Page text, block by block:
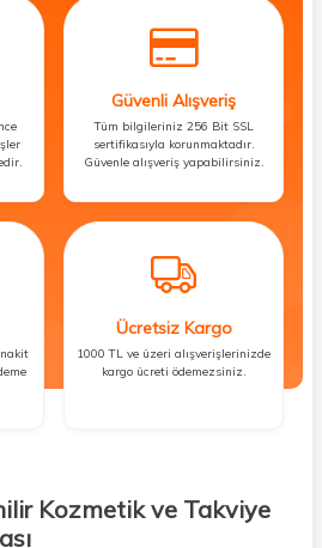
Güvenli Alışveriş
Tüm bilgileriniz 256 Bit SSL
sertifikasıyla korunmaktadır.
Güvenle alışveriş yapabilirsiniz.
Ücretsiz Kargo
1000 TL ve üzeri alışverişlerinizde
kargo ücreti ödemezsiniz.
Kozmetik ve Takviye